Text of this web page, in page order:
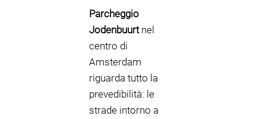
Parcheggio
Jodenbuurtnel
centro di
Amsterdam
riguarda tutto la
prevedibilità: le
strade intorno a